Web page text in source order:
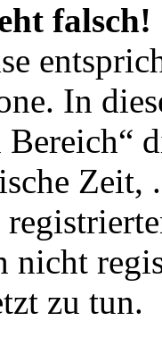
falsch!
In
Bereich“
Zeit,
nicht
zu tun.